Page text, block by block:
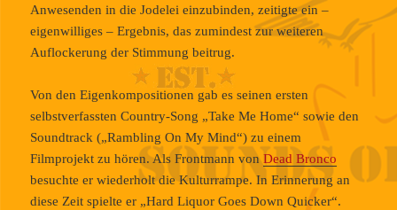
Anwesenden in die Jodelei einzubinden, zeitigte ein –
eigenwilliges – Ergebnis, das zumindest zur weiteren
Auflockerung der Stimmung beitrug.
Von den Eigenkompositionen gab es seinen ersten
selbstverfassten Country-Song „Take Me Home“ sowie den
Soundtrack („Rambling On My Mind“) zu einem
Filmprojekt zu hören. Als Frontmann vonDead Bronco
besuchte er wiederholt die Kulturrampe. In Erinnerung an
diese Zeit spielte er „Hard Liquor Goes Down Quicker“.